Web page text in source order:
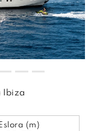
Ibiza
Eslora (m)